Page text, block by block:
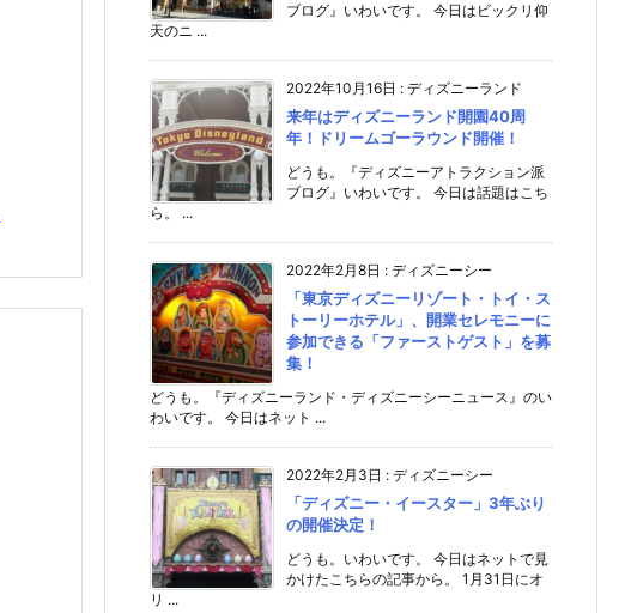
ブログ』いわいです。 今日はビックリ仰
天のニ ...
2022年10月16日 : ディズニーランド
来年はディズニーランド開園40周
年！ドリームゴーラウンド開催！
どうも。『ディズニーアトラクション派
ブログ』いわいです。 今日は話題はこち
ら。 ...
2022年2月8日 : ディズニーシー
「東京ディズニーリゾート・トイ・ス
トーリーホテル」、開業セレモニーに
参加できる「ファーストゲスト」を募
集！
どうも。『ディズニーランド・ディズニーシーニュース』のい
わいです。 今日はネット ...
2022年2月3日 : ディズニーシー
「ディズニー・イースター」3年ぶり
の開催決定！
どうも。いわいです。 今日はネットで見
かけたこちらの記事から。 1月31日にオ
リ ...